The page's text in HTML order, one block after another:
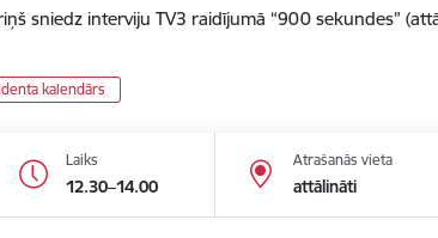
sniedz interviju TV3 raidījumā “900 sekundes”
kalendārs
Laiks
12.30–14.00
Atrašanās vieta
attālināti